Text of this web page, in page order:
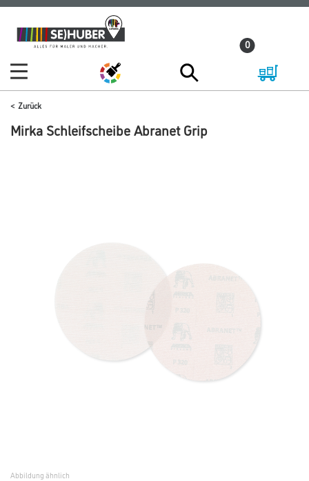
Zum
Inhalt
Zum
Navigationsmenü
0
Zurück
Mirka Schleifscheibe Abranet Grip
Abbildung ähnlich